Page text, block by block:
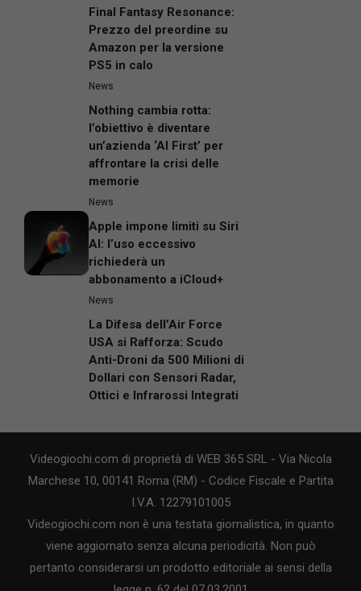
Final Fantasy Resonance:
Prezzo del preordine su
Amazon per la versione
PS5 in calo
News
Nothing cambia rotta:
l’obiettivo è diventare
un’azienda ‘AI First’ per
affrontare la crisi delle
memorie
News
Apple impone limiti su Siri
AI: l’uso eccessivo
richiederà un
abbonamento a iCloud+
News
La Difesa dell’Air Force
USA si Rafforza: Scudo
Anti-Droni da 500 Milioni di
Dollari con Sensori Radar,
Ottici e Infrarossi Integrati
Videogiochi.com di proprietà di WEB 365 SRL - Via Nicola
Marchese 10, 00141 Roma (RM) - Codice Fiscale e Partita
I.V.A. 12279101005
Videogiochi.com non è una testata giornalistica, in quanto
viene aggiornato senza alcuna periodicità. Non può
pertanto considerarsi un prodotto editoriale ai sensi della